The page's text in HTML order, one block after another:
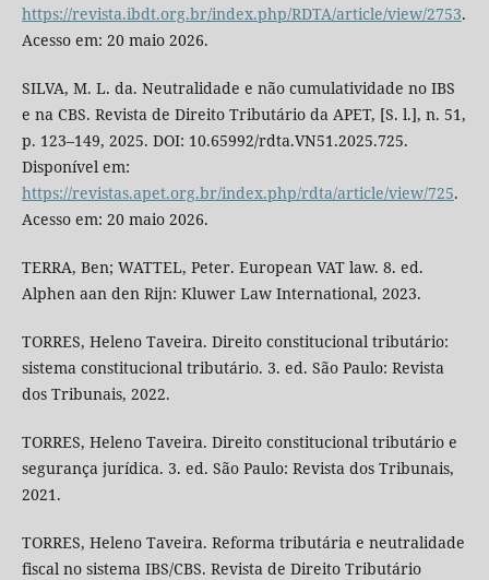
https://revista.ibdt.org.br/index.php/RDTA/article/view/2753.
Acesso em: 20 maio 2026.
SILVA, M. L. da. Neutralidade e não cumulatividade no IBS
e na CBS. Revista de Direito Tributário da APET, [S. l.], n. 51,
p. 123–149, 2025. DOI: 10.65992/rdta.VN51.2025.725.
Disponível em:
https://revistas.apet.org.br/index.php/rdta/article/view/725.
Acesso em: 20 maio 2026.
TERRA, Ben; WATTEL, Peter. European VAT law. 8. ed.
Alphen aan den Rijn: Kluwer Law International, 2023.
TORRES, Heleno Taveira. Direito constitucional tributário:
sistema constitucional tributário. 3. ed. São Paulo: Revista
dos Tribunais, 2022.
TORRES, Heleno Taveira. Direito constitucional tributário e
segurança jurídica. 3. ed. São Paulo: Revista dos Tribunais,
2021.
TORRES, Heleno Taveira. Reforma tributária e neutralidade
fiscal no sistema IBS/CBS. Revista de Direito Tributário